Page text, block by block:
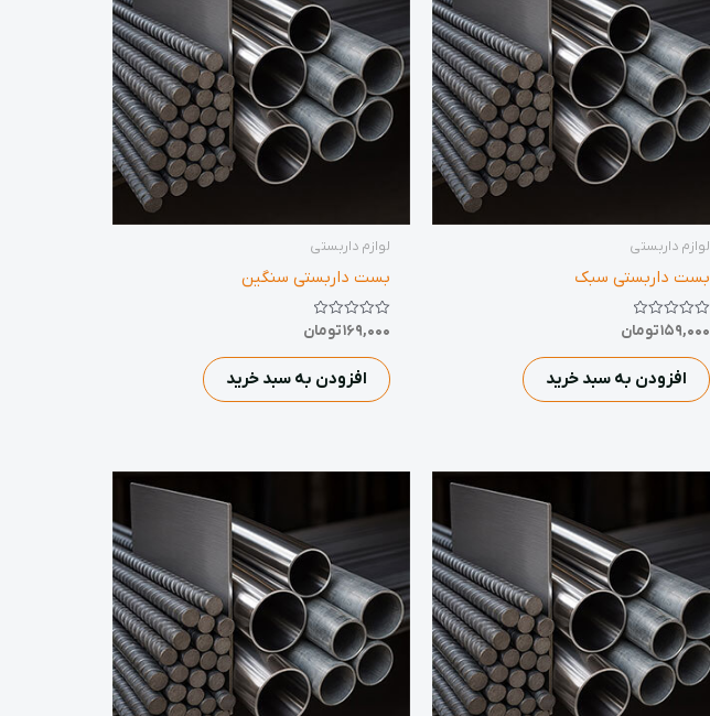
لوازم داربستی
بست داربستی سبک
نمره
5
159,000تومان
افزودن به سبد خرید
لوازم داربستی
بست داربستی سنگین
نمره
5
169,000تومان
افزودن به سبد خرید